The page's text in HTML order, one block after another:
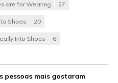
are for Wearing 27
Shoes 20
Into Shoes 6
pessoas mais gostaram